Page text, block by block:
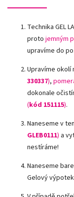
Technika GEL
proto jemným
upravíme do
Upravíme okolí
330337),
dokonale
(kód 151115).
Naneseme v
GLEB0111) a
nestíráme!
Naneseme
Gelový